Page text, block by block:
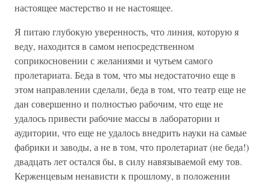
настоящее мастерство и не настоящее.
Я питаю глубокую уверенность, что линия, которую я
веду, находится в самом непосредственном
соприкосновении с желаниями и чутьем самого
пролетариата. Беда в том, что мы недостаточно еще в
этом направлении сделали, беда в том, что театр еще не
дан совершенно и полностью рабочим, что еще не
удалось привести рабочие массы в лаборатории и
аудитории, что еще не удалось внедрить науки на самые
фабрики и заводы, а не в том, что пролетариат (не беда!)
двадцать лет остался бы, в силу навязываемой ему тов.
Керженцевым ненависти к прошлому, в положении